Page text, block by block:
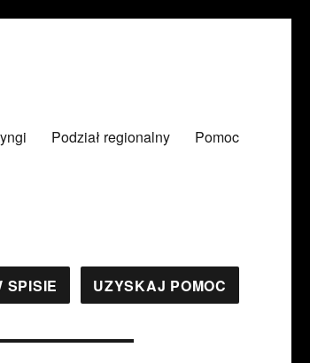
Podział regionalny Pomoc
SPISIE UZYSKAJ POMOC